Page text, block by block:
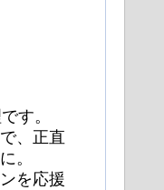
す。
、正直
。
を応援